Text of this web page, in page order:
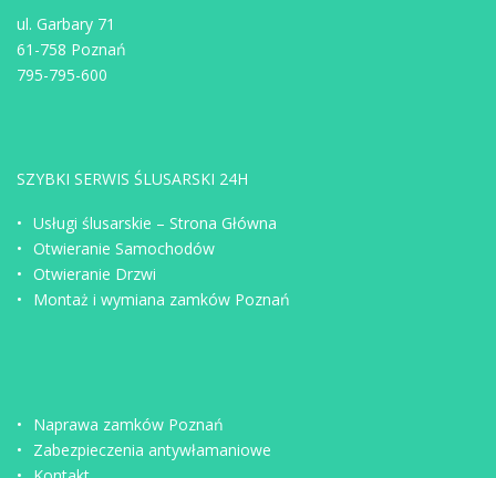
ul. Garbary 71
61-758 Poznań
795-795-600
SZYBKI SERWIS ŚLUSARSKI 24H
Usługi ślusarskie – Strona Główna
Otwieranie Samochodów
Otwieranie Drzwi
Montaż i wymiana zamków Poznań
Naprawa zamków Poznań
Zabezpieczenia antywłamaniowe